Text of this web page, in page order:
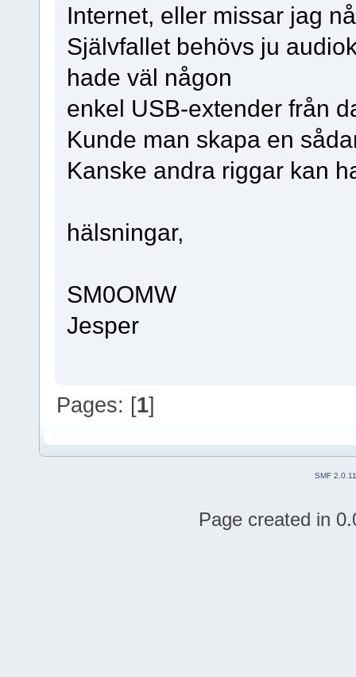
Internet, eller missar jag
Självfallet behövs ju
hade väl någon
enkel USB-extender från
Kunde man skapa en
Kanske andra riggar kan
hälsningar,
SM0OMW
Jesper
Pages: [1]
SMF 2.0.11
Page created in